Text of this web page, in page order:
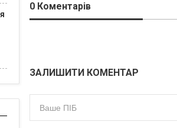
0 Коментарів
ЗАЛИШИТИ КОМЕНТАР